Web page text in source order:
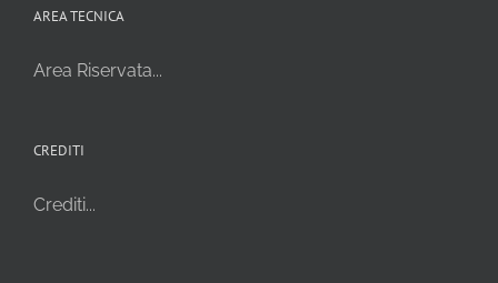
AREA TECNICA
Area Riservata...
CREDITI
Crediti...